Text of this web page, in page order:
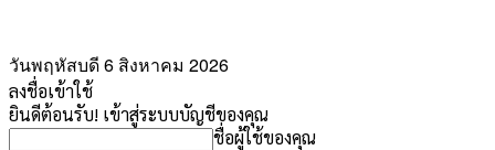
วันพฤหัสบดี 6 สิงหาคม 2026
ลงชื่อเข้าใช้
ยินดีต้อนรับ! เข้าสู่ระบบบัญชีของคุณ
ชื่อผู้ใช้ของคุณ